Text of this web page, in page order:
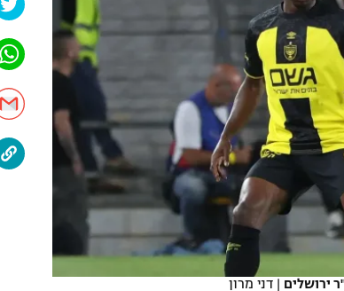
ירושלים | דני מרון